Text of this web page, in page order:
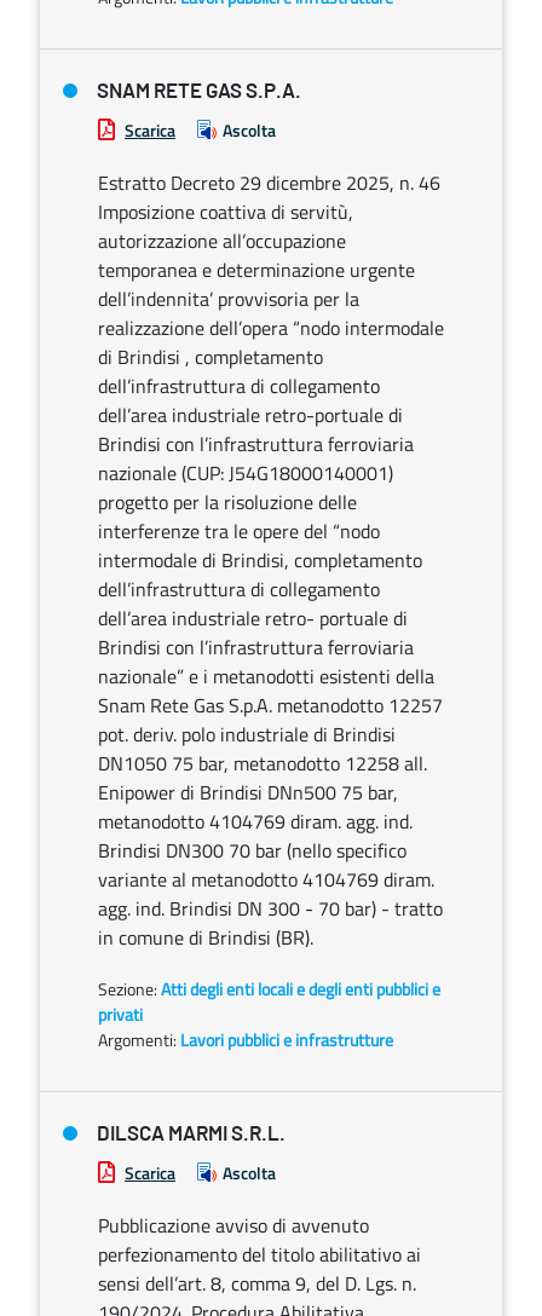
SNAM RETE GAS S.P.A.
Scarica Ascolta
Estratto Decreto 29 dicembre 2025, n. 46
Imposizione coattiva di servitù,
autorizzazione all’occupazione
temporanea e determinazione urgente
dell’indennita’ provvisoria per la
realizzazione dell’opera “nodo intermodale
di Brindisi , completamento
dell’infrastruttura di collegamento
dell’area industriale retro-portuale di
Brindisi con l’infrastruttura ferroviaria
nazionale (CUP: J54G18000140001)
progetto per la risoluzione delle
interferenze tra le opere del “nodo
intermodale di Brindisi, completamento
dell’infrastruttura di collegamento
dell’area industriale retro- portuale di
Brindisi con l’infrastruttura ferroviaria
nazionale” e i metanodotti esistenti della
Snam Rete Gas S.p.A. metanodotto 12257
pot. deriv. polo industriale di Brindisi
DN1050 75 bar, metanodotto 12258 all.
Enipower di Brindisi DNn500 75 bar,
metanodotto 4104769 diram. agg. ind.
Brindisi DN300 70 bar (nello specifico
variante al metanodotto 4104769 diram.
agg. ind. Brindisi DN 300 - 70 bar) - tratto
in comune di Brindisi (BR).
Sezione:Atti degli enti locali e degli enti pubblici e
privati
Argomenti: Lavori pubblici e infrastrutture
DILSCA MARMI S.R.L.
Scarica Ascolta
Pubblicazione avviso di avvenuto
perfezionamento del titolo abilitativo ai
sensi dell’art. 8, comma 9, del D. Lgs. n.